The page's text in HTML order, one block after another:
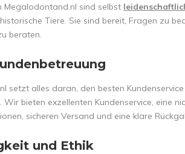
Megalodontand.nl sind selbst
Tiere. Sie sind bereit, Fragen zu
beraten.
setzt alles daran, den besten
Wir bieten exzellenten Kundenservice, eine
sicheren Versand und eine klare
und Ethik